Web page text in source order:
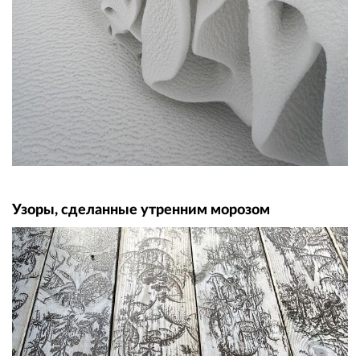
Узоры, сделанные утренним морозом